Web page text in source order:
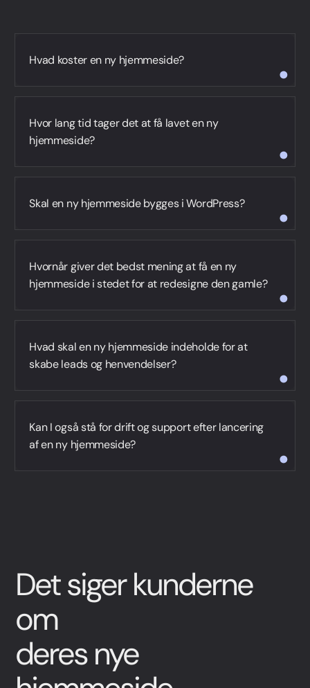
Hvad koster en ny hjemmeside?
Hvor lang tid tager det at få lavet en ny
hjemmeside?
hjemmesider
Skal en ny hjemmeside bygges i WordPress?
Danmarks førende WordPress bureau
Hvornår giver det bedst mening at få en ny
hjemmeside i stedet for at redesigne den gamle?
Hvad skal en ny hjemmeside indeholde for at
skabe leads og henvendelser?
Kan I også stå for drift og support efter lancering
af en ny hjemmeside?
Det siger kunderne
om
deres nye